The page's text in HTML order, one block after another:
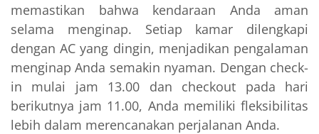
memastikan bahwa kendaraan Anda aman
selama menginap. Setiap kamar dilengkapi
dengan AC yang dingin, menjadikan pengalaman
menginap Anda semakin nyaman. Dengan check-
in mulai jam 13.00 dan checkout pada hari
berikutnya jam 11.00, Anda memiliki fleksibilitas
lebih dalam merencanakan perjalanan Anda.